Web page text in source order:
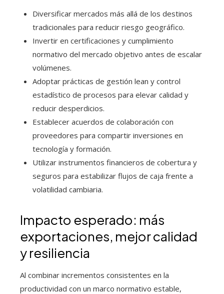
Diversificar mercados más allá de los destinos
tradicionales para reducir riesgo geográfico.
Invertir en certificaciones y cumplimiento
normativo del mercado objetivo antes de escalar
volúmenes.
Adoptar prácticas de gestión lean y control
estadístico de procesos para elevar calidad y
reducir desperdicios.
Establecer acuerdos de colaboración con
proveedores para compartir inversiones en
tecnología y formación.
Utilizar instrumentos financieros de cobertura y
seguros para estabilizar flujos de caja frente a
volatilidad cambiaria.
Impacto esperado: más
exportaciones, mejor calidad
y resiliencia
Al combinar incrementos consistentes en la
productividad con un marco normativo estable,